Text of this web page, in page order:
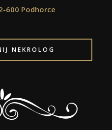
600 Podhorce
NEKROLOG